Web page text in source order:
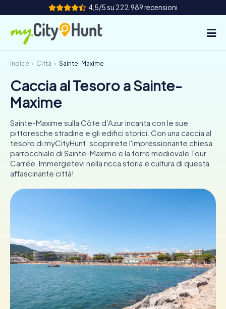
4,5/5 su 222.989 recensioni
Come funziona
Città
Team Building
Biglietti
Prenota Biglietti
Acquista i Voucher
Indice Città Sainte-Maxime
Caccia al Tesoro a Sainte-
Maxime
Sainte-Maxime sulla Côte d’Azur incanta con le sue
pittoresche stradine e gli edifici storici. Con una caccia al
tesoro di myCityHunt, scoprirete l'impressionante chiesa
parrocchiale di Sainte-Maxime e la torre medievale Tour
Carrée. Immergetevi nella ricca storia e cultura di questa
affascinante città!